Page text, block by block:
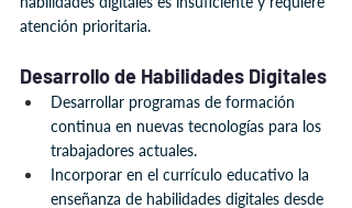
atención prioritaria.
Desarrollo de Habilidades Digitales
Desarrollar programas de formación
continua en nuevas tecnologías para los
trabajadores actuales.
Incorporar en el currículo educativo la
enseñanza de habilidades digitales desde